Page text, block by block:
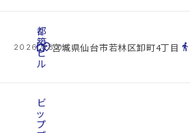
2026.08.08
cottage
都
築
ビ
ル
location_on宮城県仙台市若林区卸町4丁目 directions_walk
ビ
ッ
プ